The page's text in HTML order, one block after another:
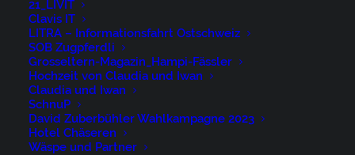
21_LIVIT
Clavis IT
LITRA – Informationsfahrt Ostschweiz
SOB Zugpferdli
Grosseltern-Magazin_Hampi-Fässler
Hochzeit von Claudia und Iwan
Claudia und Iwan
SchnuP
David Zuberbühler Wahlkampagne 2023
Hotel Chäseren
Wäspe und Partner
St-Prex 21-07-1029